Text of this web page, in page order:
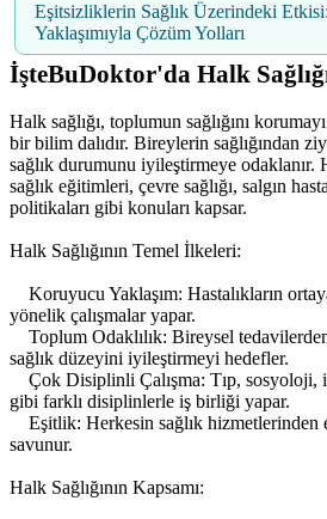
Eşitsizliklerin Sağlık Üzerindeki
Yaklaşımıyla Çözüm Yolları
İşteBuDoktor'da Halk
Halk sağlığı, toplumun sağlığını
bir bilim dalıdır. Bireylerin sağlığından
sağlık durumunu iyileştirmeye odaklanır.
sağlık eğitimleri, çevre sağlığı, salgın
politikaları gibi konuları kapsar.
Halk Sağlığının Temel İlkeleri:
Koruyucu Yaklaşım: Hastalıkların
yönelik çalışmalar yapar.
Toplum Odaklılık: Bireysel
sağlık düzeyini iyileştirmeyi hedefler.
Çok Disiplinli Çalışma: Tıp, sosyoloji,
gibi farklı disiplinlerle iş birliği yapar.
Eşitlik: Herkesin sağlık hizmetlerinden
savunur.
Halk Sağlığının Kapsamı: